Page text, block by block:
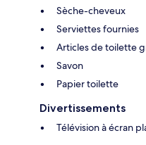
Sèche-cheveux
Serviettes fournies
Articles de toilette
Savon
Papier toilette
Divertissements
Télévision à écran